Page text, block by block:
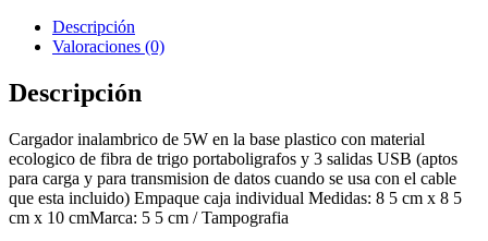
Descripción
Valoraciones (0)
Descripción
Cargador inalambrico de 5W en la base plastico con material
ecologico de fibra de trigo portaboligrafos y 3 salidas USB (aptos
para carga y para transmision de datos cuando se usa con el cable
que esta incluido) Empaque caja individual Medidas: 8 5 cm x 8 5
cm x 10 cmMarca: 5 5 cm / Tampografia